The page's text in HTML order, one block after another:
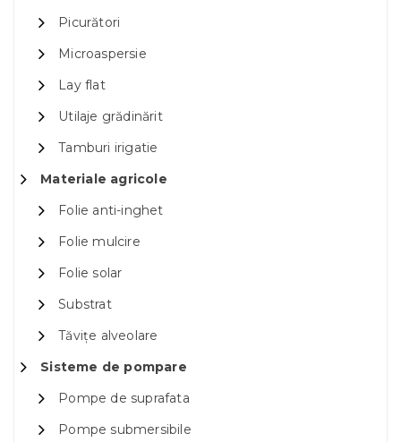
Picurători
Microaspersie
Lay flat
Utilaje grădinărit
Tamburi irigatie
Materiale agricole
Folie anti-inghet
Folie mulcire
Folie solar
Substrat
Tăvițe alveolare
Sisteme de pompare
Pompe de suprafata
Pompe submersibile